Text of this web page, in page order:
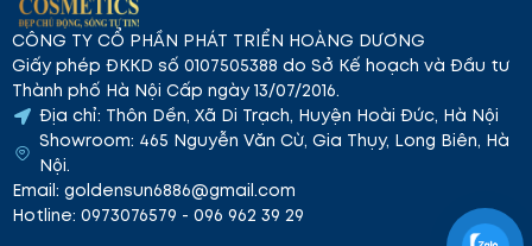
CÔNG TY CỔ PHẦN PHÁT TRIỂN HOÀNG DƯƠNG
Giấy phép ĐKKD số 0107505388 do Sở Kế hoạch và Đầu tư
Thành phố Hà Nội Cấp ngày 13/07/2016.
Địa chỉ: Thôn Dền, Xã Di Trạch, Huyện Hoài Đức, Hà Nội
Showroom: 465 Nguyễn Văn Cừ, Gia Thụy, Long Biên, Hà
Nội.
Email: goldensun6886@gmail.com
Hotline: 0973076579 - 096 962 39 29